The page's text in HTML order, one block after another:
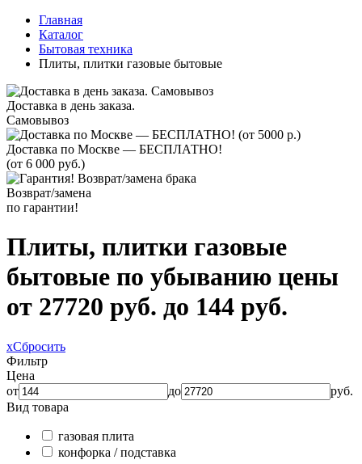
Главная
Каталог
Бытовая техника
Плиты, плитки газовые бытовые
Доставка в день заказа.
Самовывоз
Доставка по Москве — БЕСПЛАТНО!
(от 6 000 руб.)
Возврат/замена
по гарантии!
Плиты, плитки газовые
бытовые по убыванию цены
от 27720 руб. до 144 руб.
xСбросить
Фильтр
Цена
от
до
руб.
Вид товара
газовая плита
конфорка / подставка